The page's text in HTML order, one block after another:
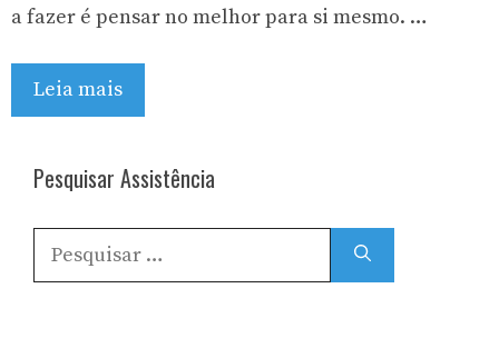
a fazer é pensar no melhor para si mesmo. …
Leia mais
Pesquisar Assistência
Pesquisar
por: